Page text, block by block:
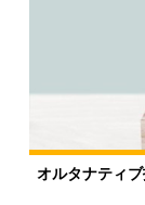
オルタナティ